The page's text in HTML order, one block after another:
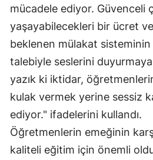
mücadele ediyor. Güvenceli
yaşayabilecekleri bir ücret ve
beklenen mülakat
talebiyle seslerini duyurmaya
yazık ki iktidar,
kulak vermek yerine sessiz
ediyor." ifadelerini kullandı.
Öğretmenlerin emeğinin
kaliteli eğitim için önemli